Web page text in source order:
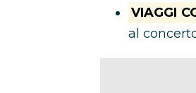
VIAGGI
al